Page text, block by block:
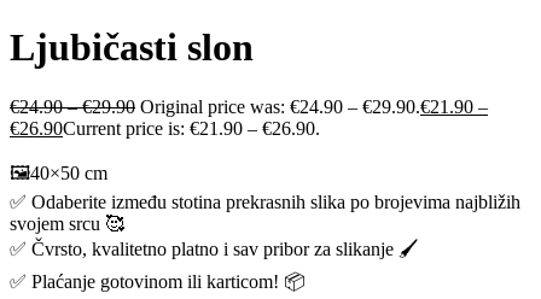
Ljubičasti slon
€24.90–€29.90 Original price was: €24.90 – €29.90.€21.90 –
€26.90Current price is: €21.90 – €26.90.
🖼️40×50 cm
✅ Odaberite između stotina prekrasnih slika po brojevima najbližih
svojem srcu 🥰
✅ Čvrsto, kvalitetno platno i sav pribor za slikanje 🖌️
✅ Plaćanje gotovinom ili karticom! 📦